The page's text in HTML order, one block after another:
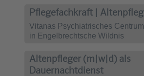
Pflegefachkraft |
Vitanas Psychiatrisches
in Engelbrechtsche Wildnis
Altenpfleger (m|w|d) als
Dauernachtdienst